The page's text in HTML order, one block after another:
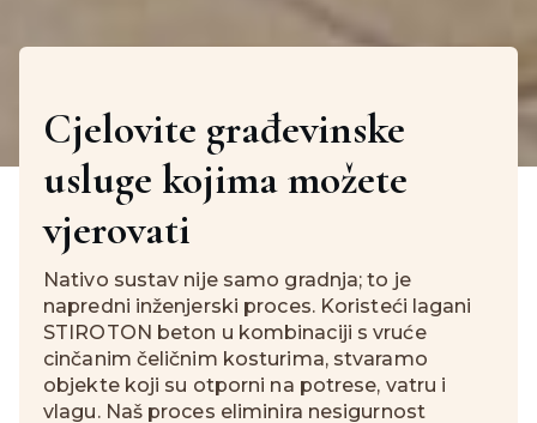
Cjelovite građevinske
usluge kojima možete
vjerovati
Nativo sustav nije samo gradnja; to je
napredni inženjerski proces. Koristeći lagani
STIROTON beton u kombinaciji s vruće
cinčanim čeličnim kosturima, stvaramo
objekte koji su otporni na potrese, vatru i
vlagu. Naš proces eliminira nesigurnost